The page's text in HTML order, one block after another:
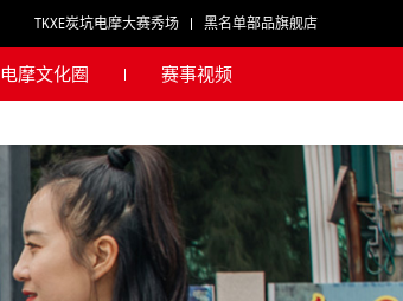
TKXE炭坑电摩大赛秀场 黑名单部品旗舰店
电摩文化圈 赛事视频